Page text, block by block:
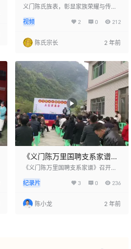
悬
义门陈氏旌表，彰显家族荣耀与传
力，展现团结精神。仪式上，庄重肃
家风。此举旨在传承家族文化，激励
后人续写辉煌篇章。
视频 2 0 212
陈氏宗长 2 年前
《义门陈万里国聘支系家谱》
召开三岔宗亲会暨谱书发放仪
式现场
《义门陈万里国聘支系家谱》召开三
暖而庄重的一天，我们，义门陈氏的
门陈万里国聘支系家谱》召开三岔宗
亲会暨谱书发放仪式的举行。 在这个
纪录片 3 0 236
陈小龙 2 年前